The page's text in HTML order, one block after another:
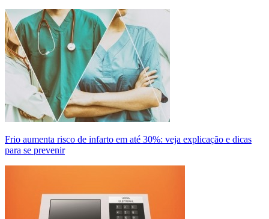
Frio aumenta risco de infarto em até 30%: veja explicação e dicas
para se prevenir